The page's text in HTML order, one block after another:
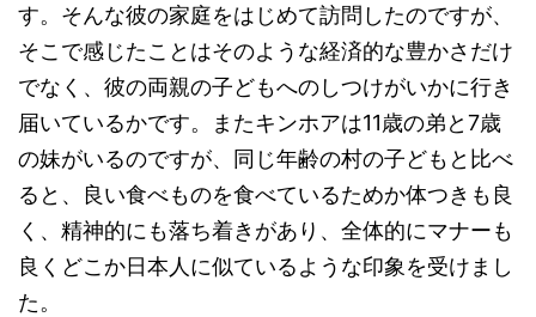
す。そんな彼の家庭をはじめて訪問したのですが、
そこで感じたことはそのような経済的な豊かさだけ
でなく、彼の両親の子どもへのしつけがいかに行き
届いているかです。またキンホアは11歳の弟と7歳
の妹がいるのですが、同じ年齢の村の子どもと比べ
ると、良い食べものを食べているためか体つきも良
く、精神的にも落ち着きがあり、全体的にマナーも
良くどこか日本人に似ているような印象を受けまし
た。